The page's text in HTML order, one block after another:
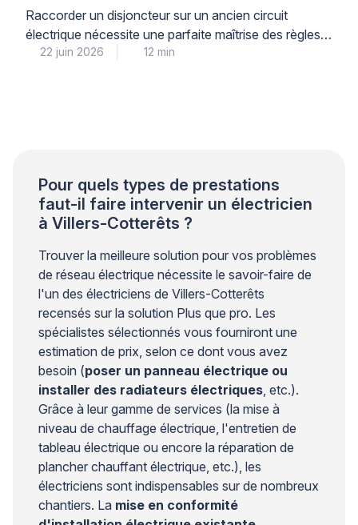
toute sécurité
Raccorder un disjoncteur sur un ancien circuit
électrique nécessite une parfaite maîtrise des règles
de sécurité et de la norme NFC 15-100, car la
22 juin 2026 12 min
Pour quels types de prestations
faut-il faire intervenir un électricien
à Villers-Cotterêts ?
Trouver la meilleure solution pour vos problèmes
de réseau électrique nécessite le savoir-faire de
l'un des électriciens de Villers-Cotterêts
recensés sur la solution Plus que pro. Les
spécialistes sélectionnés vous fourniront une
estimation de prix, selon ce dont vous avez
besoin (poser un panneau électrique ou
installer des radiateurs électriques, etc.).
Grâce à leur gamme de services (la mise à
niveau de chauffage électrique, l'entretien de
tableau électrique ou encore la réparation de
plancher chauffant électrique, etc.), les
électriciens sont indispensables sur de nombreux
chantiers. La mise en conformité